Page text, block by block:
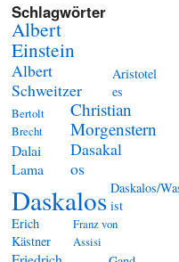
Schlagwörter
Albert
Einstein
Albert
Schweitzer
Aristotel
es
Bertolt
Brecht
Christian
Morgenstern
Dalai
Lama
Dasakal
os
Daskalos Daskalos/
ist
Erich
Kästner
Franz von
Assisi